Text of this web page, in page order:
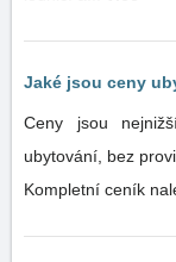
Jaké jsou ceny
Ceny jsou
ubytování, bez
Kompletní ceník